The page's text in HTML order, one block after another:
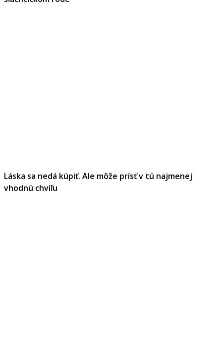
Láska sa nedá kúpiť. Ale môže prísť v tú najmenej
vhodnú chvíľu